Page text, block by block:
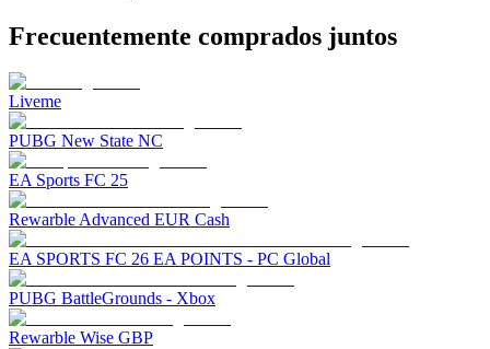
Frecuentemente comprados juntos
Liveme
PUBG New State NC
EA Sports FC 25
Rewarble Advanced EUR Cash
EA SPORTS FC 26 EA POINTS - PC Global
PUBG BattleGrounds - Xbox
Rewarble Wise GBP